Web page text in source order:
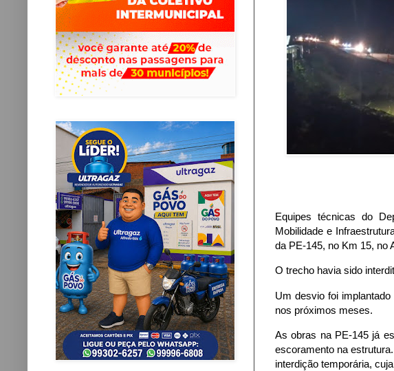
Equipes técnicas do
Mobilidade e
da PE-145, no Km 15, no
O trecho havia sido
Um desvio foi
nos próximos meses.
As obras na PE-145 já
escoramento na
interdição temporária,